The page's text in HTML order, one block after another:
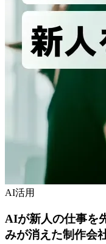
AI活用
AIが新人の仕事
みが消えた制作会